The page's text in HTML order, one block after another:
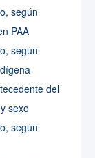
según
PAA
según
del
sexo
según